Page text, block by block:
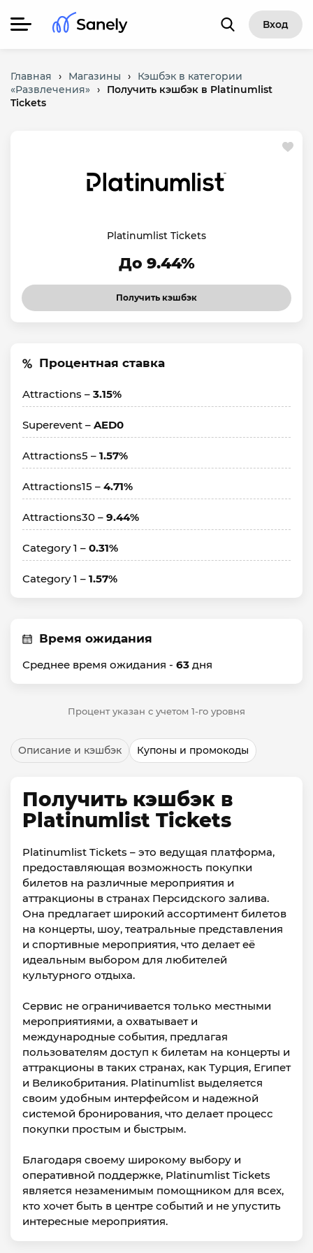
Вход
Главная › Магазины ›
Кэшбэк в категории
«Развлечения» ›
Получить кэшбэк в Platinumlist
Tickets
Platinumlist Tickets
До 9.44%
Получить кэшбэк
Процентная ставка
Attractions – 3.15%
Superevent – AED0
Attractions5 – 1.57%
Attractions15 – 4.71%
Attractions30 – 9.44%
Category 1 – 0.31%
Category 1 – 1.57%
Время ожидания
Среднее время ожидания - 63 дня
Процент указан с учетом 1-го уровня
Описание и кэшбэк Купоны и промокоды
Получить кэшбэк в
Platinumlist Tickets
Platinumlist Tickets – это ведущая платформа,
предоставляющая возможность покупки
билетов на различные мероприятия и
аттракционы в странах Персидского залива.
Она предлагает широкий ассортимент билетов
на концерты, шоу, театральные представления
и спортивные мероприятия, что делает её
идеальным выбором для любителей
культурного отдыха.
Сервис не ограничивается только местными
мероприятиями, а охватывает и
международные события, предлагая
пользователям доступ к билетам на концерты и
аттракционы в таких странах, как Турция, Египет
и Великобритания. Platinumlist выделяется
своим удобным интерфейсом и надежной
системой бронирования, что делает процесс
покупки простым и быстрым.
Благодаря своему широкому выбору и
оперативной поддержке, Platinumlist Tickets
является незаменимым помощником для всех,
кто хочет быть в центре событий и не упустить
интересные мероприятия.